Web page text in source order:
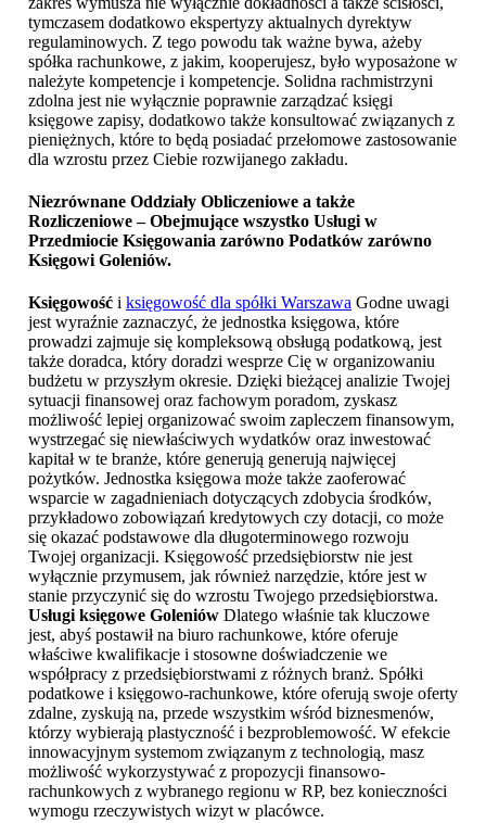
tymczasem dodatkowo ekspertyzy aktualnych dyrektyw
regulaminowych. Z tego powodu tak ważne bywa, ażeby
spółka rachunkowe, z jakim, kooperujesz, było wyposażone w
należyte kompetencje i kompetencje. Solidna rachmistrzyni
zdolna jest nie wyłącznie poprawnie zarządzać księgi
księgowe zapisy, dodatkowo także konsultować związanych z
pieniężnych, które to będą posiadać przełomowe zastosowanie
dla wzrostu przez Ciebie rozwijanego zakładu.
Niezrównane Oddziały Obliczeniowe a także
Rozliczeniowe – Obejmujące wszystko Usługi w
Przedmiocie Księgowania zarówno Podatków zarówno
Księgowi Goleniów.
Księgowość i księgowość dla spółki Warszawa Godne uwagi
jest wyraźnie zaznaczyć, że jednostka księgowa, które
prowadzi zajmuje się kompleksową obsługą podatkową, jest
także doradca, który doradzi wesprze Cię w organizowaniu
budżetu w przyszłym okresie. Dzięki bieżącej analizie Twojej
sytuacji finansowej oraz fachowym poradom, zyskasz
możliwość lepiej organizować swoim zapleczem finansowym,
wystrzegać się niewłaściwych wydatków oraz inwestować
kapitał w te branże, które generują generują najwięcej
pożytków. Jednostka księgowa może także zaoferować
wsparcie w zagadnieniach dotyczących zdobycia środków,
przykładowo zobowiązań kredytowych czy dotacji, co może
się okazać podstawowe dla długoterminowego rozwoju
Twojej organizacji. Księgowość przedsiębiorstw nie jest
wyłącznie przymusem, jak również narzędzie, które jest w
stanie przyczynić się do wzrostu Twojego przedsiębiorstwa.
Usługi księgowe Goleniów Dlatego właśnie tak kluczowe
jest, abyś postawił na biuro rachunkowe, które oferuje
właściwe kwalifikacje i stosowne doświadczenie we
współpracy z przedsiębiorstwami z różnych branż. Spółki
podatkowe i księgowo-rachunkowe, które oferują swoje oferty
zdalne, zyskują na, przede wszystkim wśród biznesmenów,
którzy wybierają plastyczność i bezproblemowość. W efekcie
innowacyjnym systemom związanym z technologią, masz
możliwość wykorzystywać z propozycji finansowo-
rachunkowych z wybranego regionu w RP, bez konieczności
wymogu rzeczywistych wizyt w placówce.